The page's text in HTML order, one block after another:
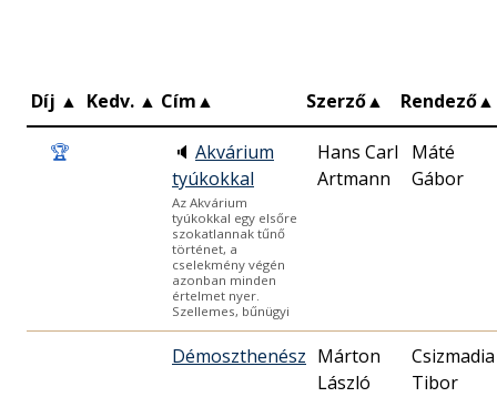
Díj ▲ Kedv. ▲ Cím▲ Szerző▲ Rendező▲
🏆 🔈 Akvárium
tyúkokkal
Az Akvárium
tyúkokkal egy elsőre
szokatlannak tűnő
történet, a
cselekmény végén
azonban minden
értelmet nyer.
Szellemes, bűnügyi
Hans Carl
Artmann
Máté
Gábor
Démoszthenész Márton
László
Csizmadia
Tibor